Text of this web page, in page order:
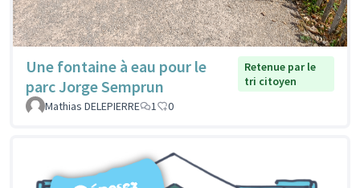
Une fontaine à eau pour le
parc Jorge Semprun
Retenue par le
tri citoyen
Mathias DELEPIERRE
1 0